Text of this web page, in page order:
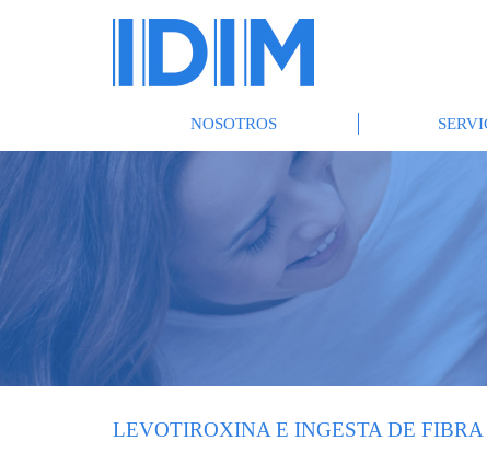
NOSOTROS
LEVOTIROXINA E INGESTA DE FIBRA